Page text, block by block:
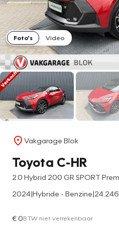
Foto's
Video
Vakgarage Blok
Toyota C-HR
2024|Hybride - Benzine|
€ 0BTW niet verrekenbaar